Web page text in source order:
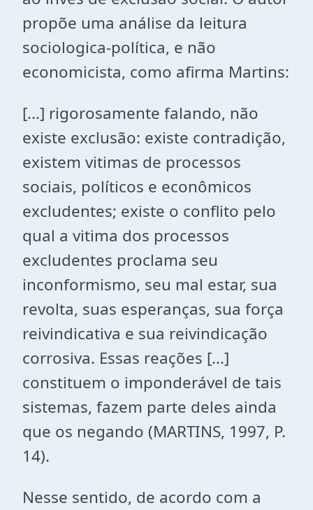
propõe uma análise da leitura
sociologica-política, e não
economicista, como afirma Martins:
[...] rigorosamente falando, não
existe exclusão: existe contradição,
existem vitimas de processos
sociais, políticos e econômicos
excludentes; existe o conflito pelo
qual a vitima dos processos
excludentes proclama seu
inconformismo, seu mal estar, sua
revolta, suas esperanças, sua força
reivindicativa e sua reivindicação
corrosiva. Essas reações [...]
constituem o imponderável de tais
sistemas, fazem parte deles ainda
que os negando (MARTINS, 1997, P.
14).
Nesse sentido, de acordo com a